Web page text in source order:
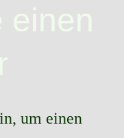
einen
um einen